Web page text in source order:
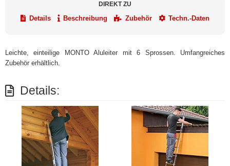
DIREKT ZU
Details Beschreibung Zubehör Techn.-Daten
Leichte, einteilige MONTO Aluleiter mit 6 Sprossen. Umfangreiches
Zubehör erhältlich.
Details: